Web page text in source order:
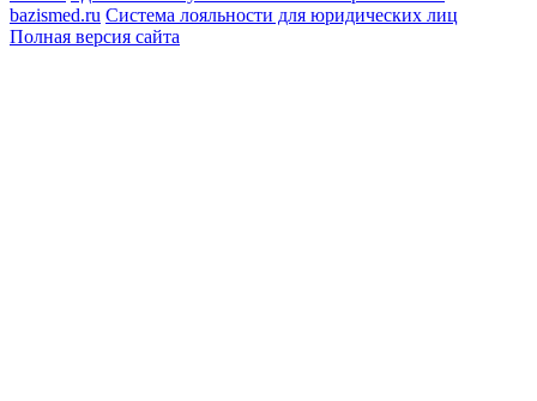
bazismed.ru Система лояльности для юридических лиц
Полная версия сайта